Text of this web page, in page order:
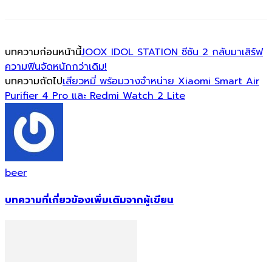
บทความก่อนหน้านี้JOOX IDOL STATION ซีซัน 2 กลับมาเสิร์ฟ
ความฟินจัดหนักกว่าเดิม!
บทความถัดไปเสียวหมี่ พร้อมวางจำหน่าย Xiaomi Smart Air
Purifier 4 Pro และ Redmi Watch 2 Lite
beer
บทความที่เกี่ยวข้องเพิ่มเติมจากผู้เขียน